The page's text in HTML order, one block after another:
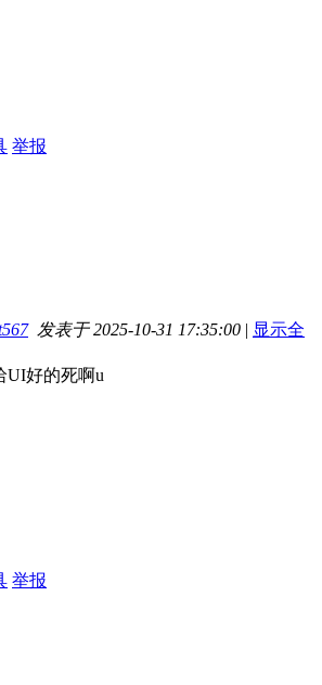
举报
发表于 2025-10-31 17:35:00 | 显示全
UI好的死啊u
举报